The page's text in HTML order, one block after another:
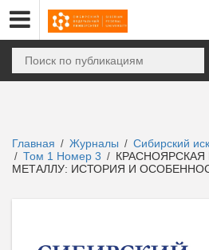
Главная / Журналы / Сибирский
/ Том 1 Номер 3 /
МЕТАЛЛУ: ИСТОРИЯ И